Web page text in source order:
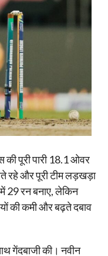
पूरी पारी 18.1 ओवर
रहे और पूरी टीम लड़खड़ा
29 रन बनाए, लेकिन
की कमी और बढ़ते दबाव
गेंदबाजी की। नवीन